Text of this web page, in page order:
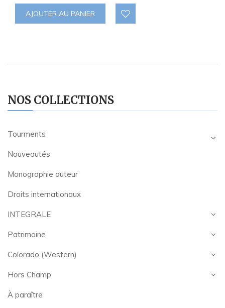
NOS COLLECTIONS
Tourments
Nouveautés
Monographie auteur
Droits internationaux
INTEGRALE
Patrimoine
Colorado (Western)
Hors Champ
À paraître
AJOUTER AU PANIER